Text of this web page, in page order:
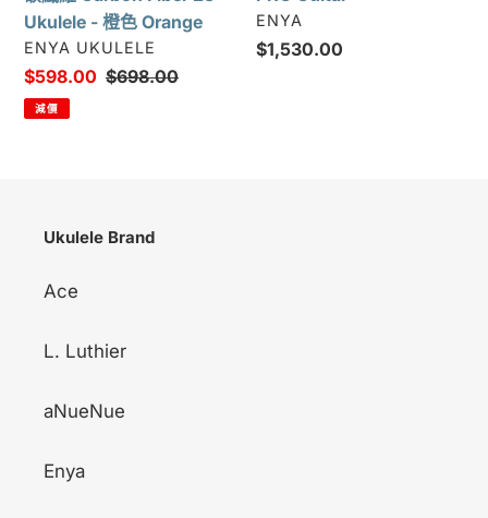
23"
Ukulele
-
橙
色
Ukulele - 橙色 Orange
廠
商
ENYA UKULELE
售
價
$598.00 定
$698.00
減價
廠
商
ENYA
定
$1,530.00
Ukulele Brand
Ace
L. Luthier
aNueNue
Enya